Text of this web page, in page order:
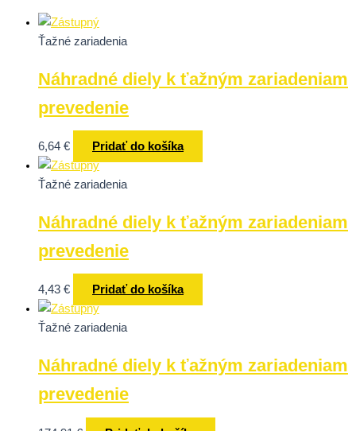
Ťažné zariadenia
Náhradné diely k ťažným zariadeniam
prevedenie
6,64 € Pridať do košíka
Ťažné zariadenia
Náhradné diely k ťažným zariadeniam
prevedenie
4,43 € Pridať do košíka
Ťažné zariadenia
Náhradné diely k ťažným zariadeniam
prevedenie